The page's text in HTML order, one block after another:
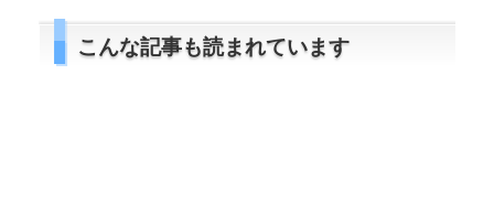
こんな記事も読まれています